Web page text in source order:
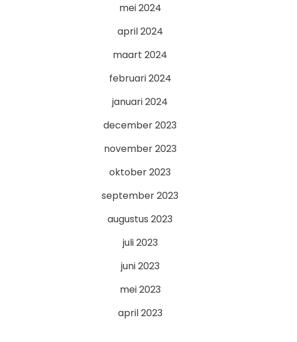
mei 2024
april 2024
maart 2024
februari 2024
januari 2024
december 2023
november 2023
oktober 2023
september 2023
augustus 2023
juli 2023
juni 2023
mei 2023
april 2023